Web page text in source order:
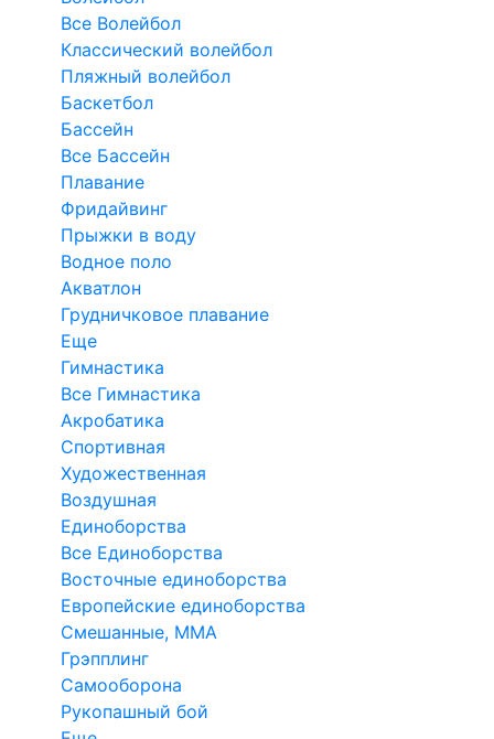
Все Волейбол
Классический волейбол
Пляжный волейбол
Баскетбол
Бассейн
Все Бассейн
Плавание
Фридайвинг
Прыжки в воду
Водное поло
Акватлон
Грудничковое плавание
Еще
Гимнастика
Все Гимнастика
Акробатика
Спортивная
Художественная
Воздушная
Единоборства
Все Единоборства
Восточные единоборства
Европейские единоборства
Смешанные, ММА
Грэпплинг
Самооборона
Рукопашный бой